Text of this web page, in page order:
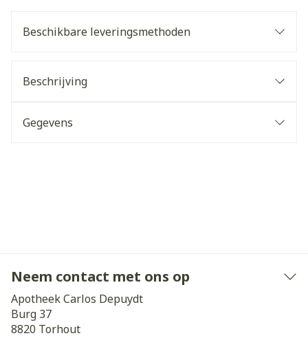
Beschikbare leveringsmethoden
Beschrijving
Gegevens
Neem contact met ons op
Apotheek Carlos Depuydt
Burg 37
8820 Torhout